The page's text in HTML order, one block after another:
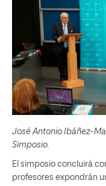
José Antonio Ibáñez-
Simposio.
El simposio concluirá
profesores expondrán